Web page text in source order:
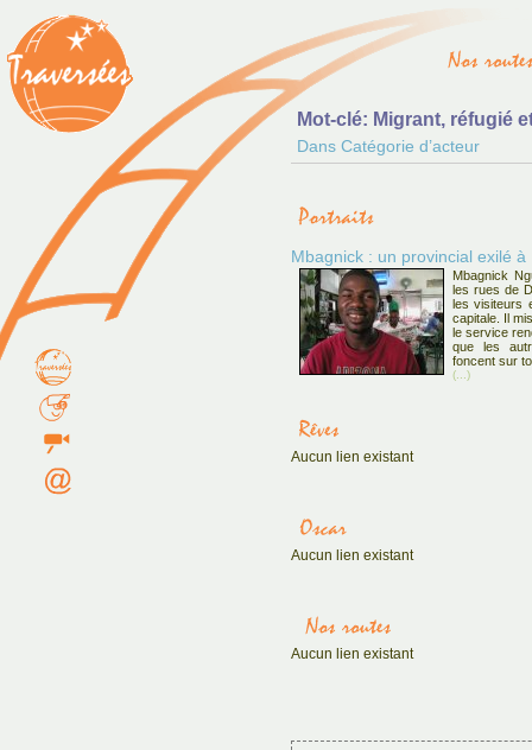
Mot-clé: Migrant, réfugié
Dans Catégorie d’acteur
Mbagnick : un provincial exilé à
Mbagnick
les rues de
les visiteurs
capitale. Il
le service
que les
foncent sur
(...)
Aucun lien existant
Aucun lien existant
Aucun lien existant